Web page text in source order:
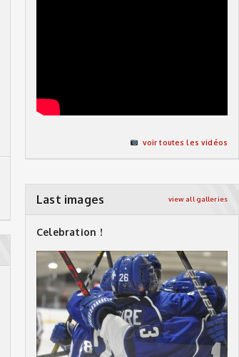
voir toutes les vidéos
Last images view all galleries
Celebration !